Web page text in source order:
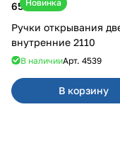
Новинка
650 ₽
Ручки открывания
внутренние 2110
В наличииАрт. 4539
В корзину